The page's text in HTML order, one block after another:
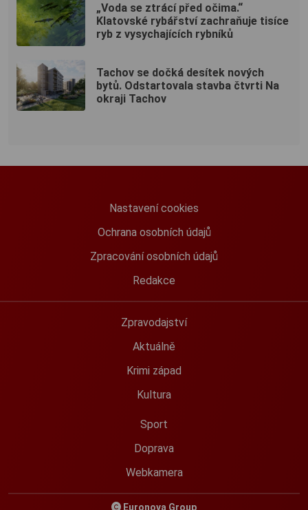
„Voda se ztrácí před očima.“
Klatovské rybářství zachraňuje tisíce
ryb z vysychajících rybníků
Tachov se dočká desítek nových
bytů. Odstartovala stavba čtvrti Na
okraji Tachov
Nastavení cookies
Ochrana osobních údajů
Zpracování osobních údajů
Redakce
Zpravodajství
Aktuálně
Krimi západ
Kultura
Sport
Doprava
Webkamera
Euronova Group